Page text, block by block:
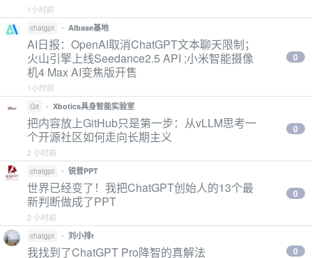
1小时前
chatgpt • AIbase基地
AI日报：OpenAI取消ChatGPT文本聊天限制；
火山引擎上线Seedance2.5 API ;小米智能摄像
机4 Max AI变焦版开售
1小时前
0
Git • Xbotics具身智能实验室
把内容放上GitHub只是第一步：从vLLM思考一
个开源社区如何走向长期主义
2 小时前
0
chatgpt • 锐普PPT
世界已经变了！我把ChatGPT创始人的13个最
新判断做成了PPT
2 小时前
0
chatgpt • 刘小排r
我找到了ChatGPT Pro降智的真解法 0